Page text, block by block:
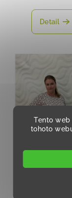
Tento web
tohoto
Detail